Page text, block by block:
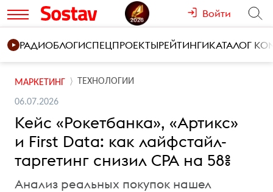
Войти
РАДИОБЛОГИСПЕЦПРОЕКТЫРЕЙТИНГИКАТАЛОГ
МАРКЕТИНГ ТЕХНОЛОГИИ
06.07.2026
Кейс «Рокетбанка», «Артикс»
и First Data: как лайфстайл-
таргетинг снизил CPA на 58%
Анализ реальных покупок нашел